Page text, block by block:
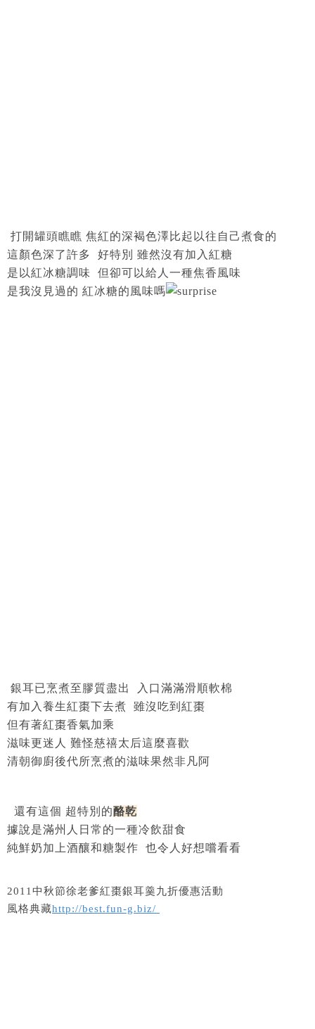
打開罐頭瞧瞧 焦紅的深褐色澤比起以往自己煮食的
這顏色深了許多 好特別 雖然沒有加入紅糖
是以紅冰糖調味 但卻可以給人一種焦香風味
是我沒見過的 紅冰糖的風味嗎
銀耳已烹煮至膠質盡出 入口滿滿滑順軟棉
有加入養生紅棗下去煮 雖沒吃到紅棗
但有著紅棗香氣加乘
滋味更迷人 難怪慈禧太后這麼喜歡
清朝御廚後代所烹煮的滋味果然非凡阿
還有這個 超特別的酪乾
據說是滿州人日常的一種冷飲甜食
純鮮奶加上酒釀和糖製作 也令人好想嚐看看
2011中秋節徐老爹紅棗銀耳羹九折優惠活動
風格典藏http://best.fun-g.biz/